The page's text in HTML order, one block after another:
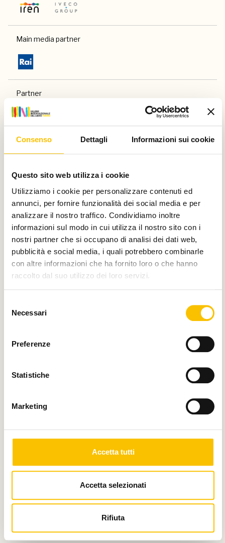
Consenso Dettagli Informazioni sui cookie
Questo sito web utilizza i cookie
Utilizziamo i cookie per personalizzare contenuti ed
annunci, per fornire funzionalità dei social media e per
analizzare il nostro traffico. Condividiamo inoltre
informazioni sul modo in cui utilizza il nostro sito con i
nostri partner che si occupano di analisi dei dati web,
pubblicità e social media, i quali potrebbero combinarle
con altre informazioni che ha fornito loro o che hanno
raccolto dal suo utilizzo dei loro servizi.
delNecessari
Preferenze
Statistiche
Marketing
Accetta tutti
Accetta selezionati
Rifiuta
Main media partner
Partner
Con il contributo di
Charity partner
Paese ospite d'onore
Con il patrocinio di